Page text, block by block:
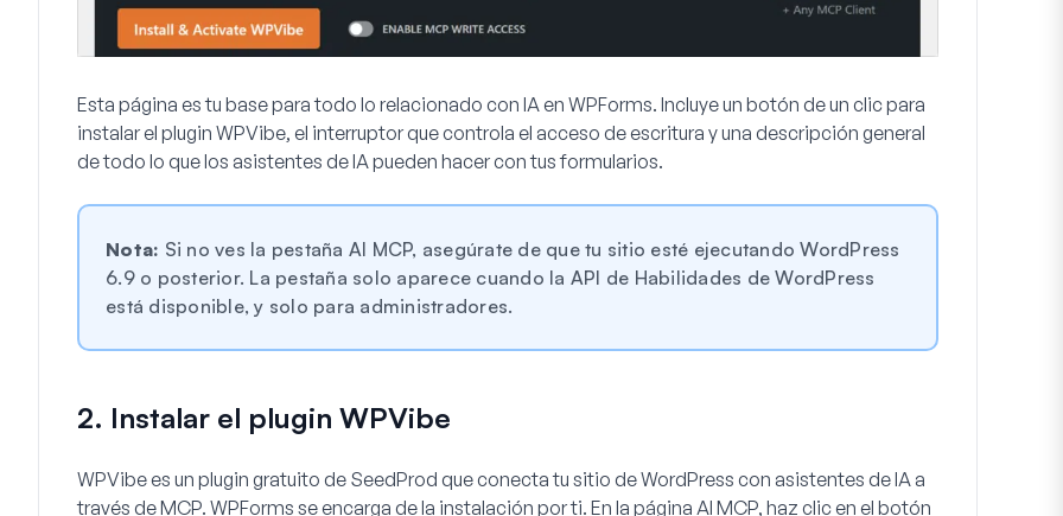
Esta página es tu base para todo lo relacionado con IA en WPForms. Incluye un botón de un clic para
instalar el plugin WPVibe, el interruptor que controla el acceso de escritura y una descripción general
de todo lo que los asistentes de IA pueden hacer con tus formularios.
Nota: Si no ves la pestaña AI MCP, asegúrate de que tu sitio esté ejecutando WordPress
6.9 o posterior. La pestaña solo aparece cuando la API de Habilidades de WordPress
está disponible, y solo para administradores.
2. Instalar el plugin WPVibe
WPVibe es un plugin gratuito de SeedProd que conecta tu sitio de WordPress con asistentes de IA a
través de MCP. WPForms se encarga de la instalación por ti. En la página AI MCP, haz clic en el botón